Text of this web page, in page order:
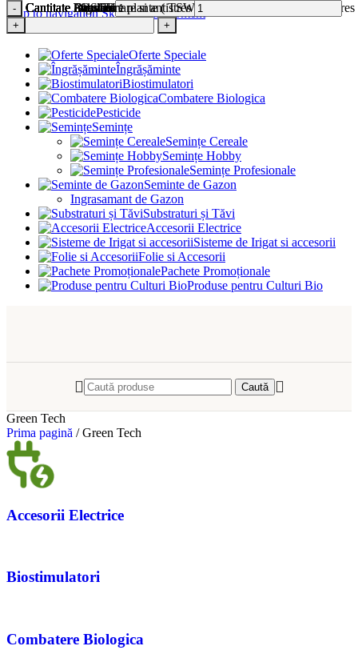
Skip to navigationSkip to main content
Meniu
Oferte Speciale
Îngrășăminte
Biostimulatori
Combatere Biologica
Pesticide
Semințe
Semințe Cereale
Semințe Hobby
Semințe Profesionale
Seminte de Gazon
Ingrasamant de Gazon
Substraturi și Tăvi
Accesorii Electrice
Sisteme de Irigat si accesorii
Folie si Accesorii
Pachete Promoționale
Produse pentru Culturi Bio
Caută
Green Tech
Prima pagină / Green Tech
Accesorii Electrice
Biostimulatori
Combatere Biologica
- Cantitate AlgaCell
- Cantitate BactoFeed
- Cantitate Dezvoltare, imunizare si antistres
+
- Cantitate Fitostimulant, antistres si nutritiv
+
- Cantitate FOSTER
- Cantitate Fulvico
- Cantitate Imunizare plante ( TSWVSI CMV) dezvoltare, antistres
+
- Cantitate Inradacinare si antistres
+